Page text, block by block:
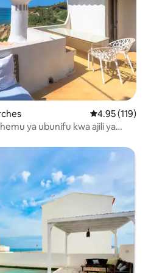
Ukadiriaji wa
4.95 (119)
ya ubunifu kwa ajili ya